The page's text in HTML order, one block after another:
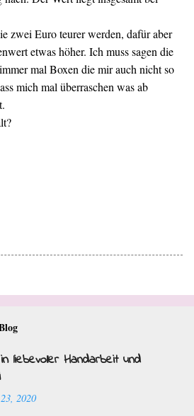
zwei Euro teurer werden, dafür aber
etwas höher. Ich muss sagen die
mal Boxen die mir auch nicht so
mich mal überraschen was ab
liebevoller Handarbeit und
2020